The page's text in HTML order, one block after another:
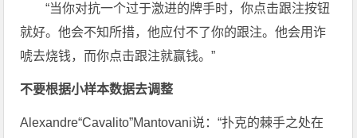
“当你对抗一个过于激进的牌手时，你点击跟注按钮
就好。他会不知所措，他应付不了你的跟注。他会用诈
唬去烧钱，而你点击跟注就赢钱。”
不要根据小样本数据去调整
Alexandre“Cavalito”Mantovani说：“扑克的棘手之处在